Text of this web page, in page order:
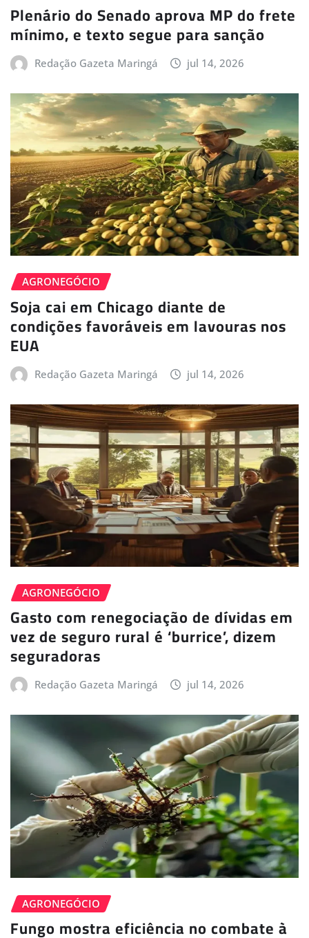
Plenário do Senado aprova MP do frete
mínimo, e texto segue para sanção
Redação Gazeta Maringá jul 14, 2026
AGRONEGÓCIO
Soja cai em Chicago diante de
condições favoráveis em lavouras nos
EUA
Redação Gazeta Maringá jul 14, 2026
AGRONEGÓCIO
Gasto com renegociação de dívidas em
vez de seguro rural é ‘burrice’, dizem
seguradoras
Redação Gazeta Maringá jul 14, 2026
AGRONEGÓCIO
Fungo mostra eficiência no combate à